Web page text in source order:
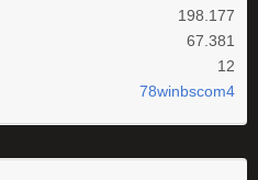
198.177
67.381
12
78winbscom4